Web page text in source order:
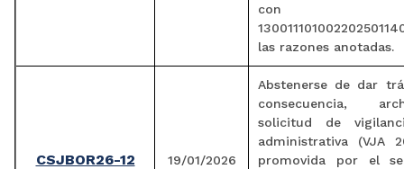
con
las razones anotadas.
CSJBOR26-12 19/01/2026
Abstenerse de dar
consecuencia,
solicitud de
administrativa (VJA
promovida por el